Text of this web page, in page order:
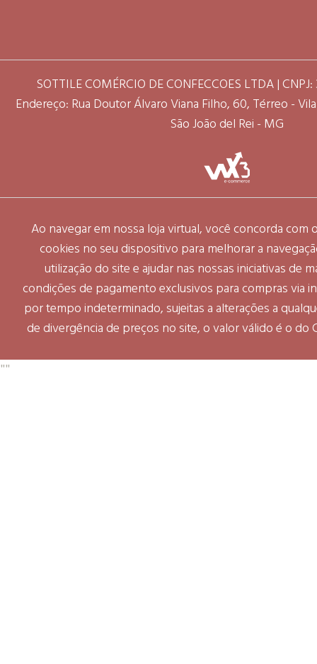
SOTTILE COMÉRCIO DE CONFECCOES LTDA |
Endereço: Rua Doutor Álvaro Viana Filho, 60, Térreo - Vila
São João del Rei - MG
Ao navegar em nossa loja virtual, você concorda com
cookies no seu dispositivo para melhorar a
utilização do site e ajudar nas nossas iniciativas de
condições de pagamento exclusivos para compras via
por tempo indeterminado, sujeitas a alterações a
de divergência de preços no site, o valor válido é o do
""